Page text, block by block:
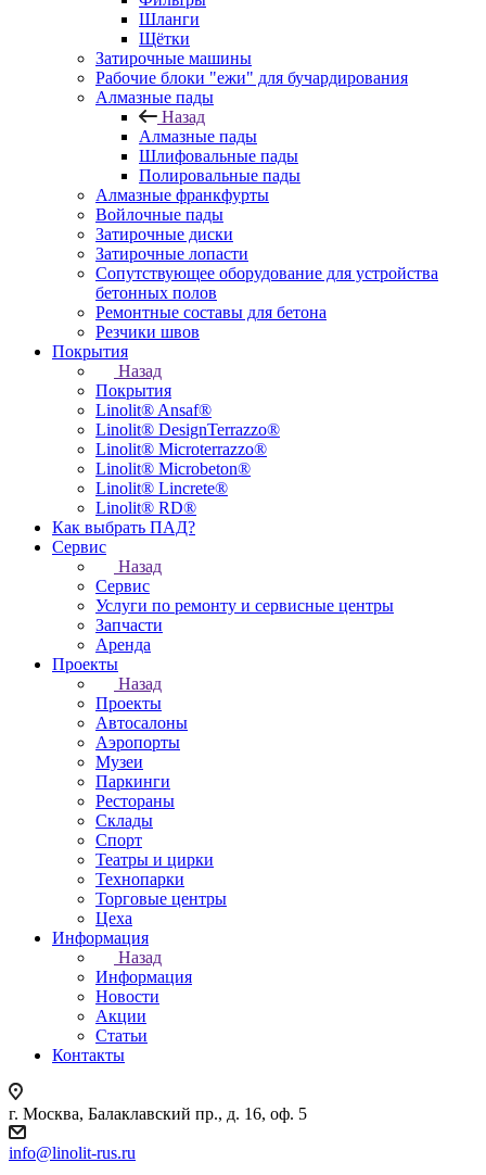
Шланги
Щётки
Затирочные машины
Рабочие блоки "ежи" для бучардирования
Алмазные пады
Назад
Алмазные пады
Шлифовальные пады
Полировальные пады
Алмазные франкфурты
Войлочные пады
Затирочные диски
Затирочные лопасти
Сопутствующее оборудование для устройства
бетонных полов
Ремонтные составы для бетона
Резчики швов
Покрытия
Назад
Покрытия
Linolit® Ansaf®
Linolit® DesignTerrazzo®
Linolit® Microterrazzo®
Linolit® Microbeton®
Linolit® Lincrete®
Linolit® RD®
Как выбрать ПАД?
Сервис
Назад
Сервис
Услуги по ремонту и сервисные центры
Запчасти
Аренда
Проекты
Назад
Проекты
Автосалоны
Аэропорты
Музеи
Паркинги
Рестораны
Склады
Спорт
Театры и цирки
Технопарки
Торговые центры
Цеха
Информация
Назад
Информация
Новости
Акции
Статьи
Контакты
г. Москва, Балаклавский пр., д. 16, оф. 5
info@linolit-rus.ru